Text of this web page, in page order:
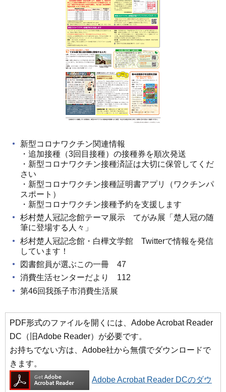
新型コロナワクチン関連情報
・追加接種（3回目接種）の接種券を順次発送
・新型コロナワクチン接種済証は大切に保管してくだ
さい
・新型コロナワクチン接種証明書アプリ（ワクチンパ
スポート）
・新型コロナワクチン接種予約を支援します
杉村楚人冠記念館テーマ展示 てがみ展「楚人冠の随
筆に登場する人々」
杉村楚人冠記念館・白樺文学館 Twitterで情報を発信
しています！
図書館員が選ぶこの一冊 47
消費生活センターだより 112
第46回我孫子市消費生活展
PDF形式のファイルを開くには、Adobe Acrobat Reader
DC（旧Adobe Reader）が必要です。
お持ちでない方は、Adobe社から無償でダウンロードで
きます。
Adobe Acrobat Reader DCのダウ